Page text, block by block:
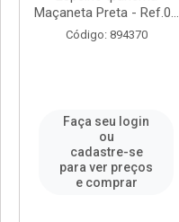
Maçaneta Preta - Ref.0...
Código: 894370
Faça seu login
ou
cadastre-se
para ver preços
e comprar